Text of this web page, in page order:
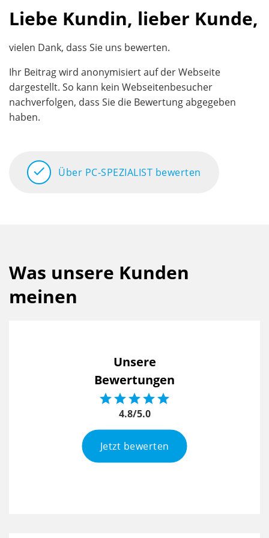
Liebe Kundin, lieber Kunde,
vielen Dank, dass Sie uns bewerten.
Ihr Beitrag wird anonymisiert auf der Webseite
dargestellt. So kann kein Webseitenbesucher
nachverfolgen, dass Sie die Bewertung abgegeben
haben.
check Über PC-SPEZIALIST bewerten
Was unsere Kunden
meinen
Unsere
Bewertungen

4.8/5.0
Jetzt bewerten